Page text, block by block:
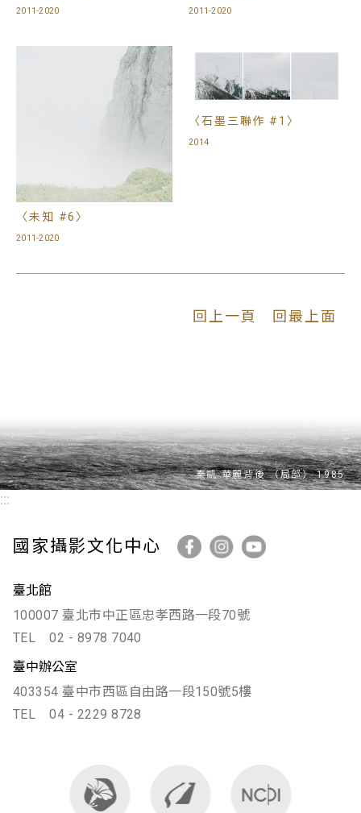
2011-2020 2011-2020
〈未知 #6〉
2011-2020
〈石墨三聯作 #1〉
2014
回上一頁 回最上面
:::
國家攝影文化中心
臺北館
100007 臺北市中正區忠孝西路一段70號
TEL
02 - 8978 7040
臺中辦公室
403354 臺中市西區自由路一段150號5樓
TEL
04 - 2229 8728